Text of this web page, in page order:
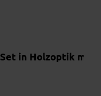
in Holzoptik mit